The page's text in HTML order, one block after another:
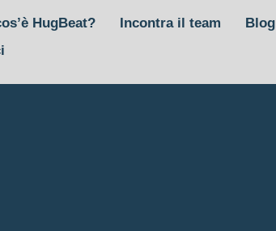
HugBeat? Incontra il team
Blog